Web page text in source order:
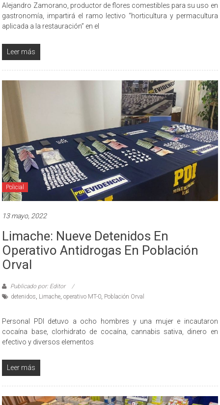
Alejandro Zamorano, productor de flores comestibles para su uso en
gastronomía, impartirá el ramo lectivo “horticultura y permacultura
aplicada a la restauración” en el
Leer más
Policial
13 mayo, 2022
Limache: Nueve Detenidos En
Operativo Antidrogas En Población
Orval
Publicado por: Editor
detenidos, Limache,operativo MT-0, Población Orval
Personal PDI detuvo a ocho hombres y una mujer e incautaron
cocaína base, clorhidrato de cocaína, cannabis sativa, dinero en
efectivo y diversos elementos
Leer más